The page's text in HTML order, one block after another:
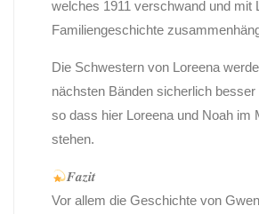
welches 1911 verschwand und mit
Familiengeschichte
Die Schwestern von Loreena
nächsten Bänden sicherlich besser
so dass hier Loreena und Noah im
stehen.
𝑭𝒂𝒛𝒊𝒕
Vor allem die Geschichte von